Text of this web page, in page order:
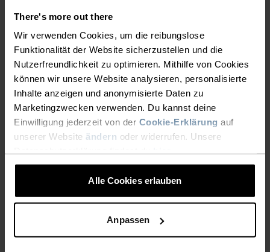
There's more out there
Wir verwenden Cookies, um die reibungslose
Funktionalität der Website sicherzustellen und die
Nutzerfreundlichkeit zu optimieren. Mithilfe von Cookies
können wir unsere Website analysieren, personalisierte
Inhalte anzeigen und anonymisierte Daten zu
Marketingzwecken verwenden. Du kannst deine
Einwilligung jederzeit von der Cookie-Erklärung auf
unserer Website ändern oder widerrufen. Unsere
Alle Cookies erlauben
Anpassen
AKTIVITÄTSART
ALLES HOCHINTENSIVE AKTIVITÄTEN
Skilanglauf
MATERIALEIGENSCHAFTEN
POLYESTER UND ELASTHAN
Dieses Material vereint die Strapazierfähigkeit,
Formbeständigkeit und feuchtigkeitsableitenden
Eigenschaften von Polyester mit der Flexibilität und
Dehnbarkeit von Elasthan. Das Ergebnis ist ein
Materialmix, der dir ausgezeichnete Bewegungsfreiheit
bietet.
TEMPERATUR-KONTROLL-SYSTEM